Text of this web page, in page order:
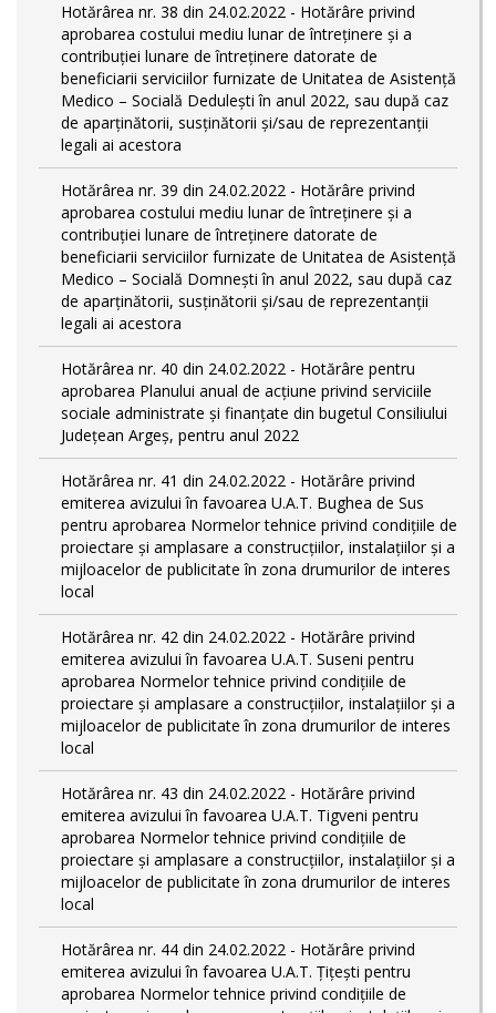
Hotărârea nr. 38 din 24.02.2022 - Hotărâre privind
aprobarea costului mediu lunar de întreținere și a
contribuției lunare de întreținere datorate de
beneficiarii serviciilor furnizate de Unitatea de Asistență
Medico – Socială Dedulești în anul 2022, sau după caz
de aparținătorii, susținătorii și/sau de reprezentanții
legali ai acestora
Hotărârea nr. 39 din 24.02.2022 - Hotărâre privind
aprobarea costului mediu lunar de întreținere și a
contribuției lunare de întreținere datorate de
beneficiarii serviciilor furnizate de Unitatea de Asistență
Medico – Socială Domnești în anul 2022, sau după caz
de aparținătorii, susținătorii și/sau de reprezentanții
legali ai acestora
Hotărârea nr. 40 din 24.02.2022 - Hotărâre pentru
aprobarea Planului anual de acţiune privind serviciile
sociale administrate și finanţate din bugetul Consiliului
Județean Argeş, pentru anul 2022
Hotărârea nr. 41 din 24.02.2022 - Hotărâre privind
emiterea avizului în favoarea U.A.T. Bughea de Sus
pentru aprobarea Normelor tehnice privind condiţiile de
proiectare şi amplasare a construcţiilor, instalaţiilor şi a
mijloacelor de publicitate în zona drumurilor de interes
local
Hotărârea nr. 42 din 24.02.2022 - Hotărâre privind
emiterea avizului în favoarea U.A.T. Suseni pentru
aprobarea Normelor tehnice privind condiţiile de
proiectare şi amplasare a construcţiilor, instalaţiilor şi a
mijloacelor de publicitate în zona drumurilor de interes
local
Hotărârea nr. 43 din 24.02.2022 - Hotărâre privind
emiterea avizului în favoarea U.A.T. Tigveni pentru
aprobarea Normelor tehnice privind condiţiile de
proiectare şi amplasare a construcţiilor, instalaţiilor şi a
mijloacelor de publicitate în zona drumurilor de interes
local
Hotărârea nr. 44 din 24.02.2022 - Hotărâre privind
emiterea avizului în favoarea U.A.T. Țițești pentru
aprobarea Normelor tehnice privind condiţiile de